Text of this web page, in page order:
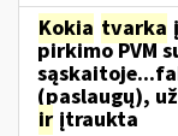
Kokia tvarka
pirkimo PVM
(paslaugų),
ir įtraukta